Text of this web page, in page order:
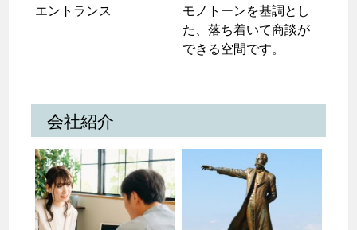
エントランス
モノトーンを基調とし
た、落ち着いて商談が
できる空間です。
会社紹介